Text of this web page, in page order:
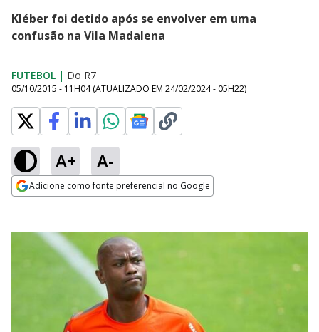
Kléber foi detido após se envolver em uma
confusão na Vila Madalena
FUTEBOL | Do R7
05/10/2015 - 11H04 (ATUALIZADO EM 24/02/2024 - 05H22)
A+ A-
Adicione como fonte preferencial no Google